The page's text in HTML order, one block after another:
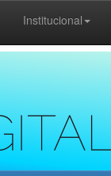
Institucional